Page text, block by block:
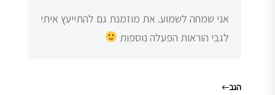
אני שמחה לשמוע. את מוזמנת גם להתייעץ איתי
לגבי הוראות הפעלה נוספות
הגב